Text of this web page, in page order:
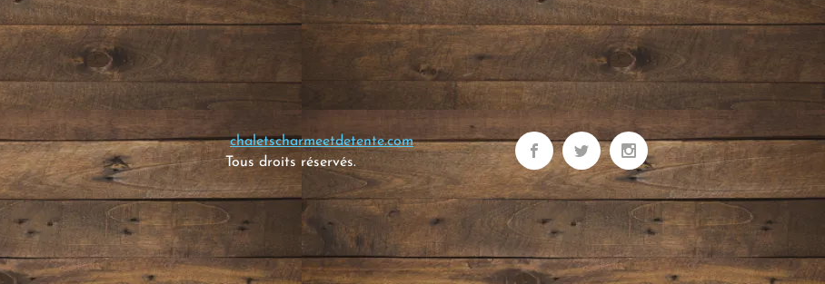
chaletscharmeetdetente.com
Tous droits réservés.